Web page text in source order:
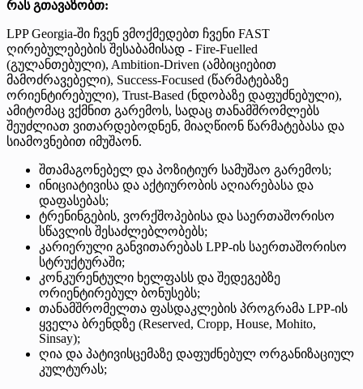
რას გთავაზობთ:
LPP Georgia-ში ჩვენ ვმოქმედებთ ჩვენი FAST
ღირებულებების შესაბამისად - Fire-Fuelled
(გულანთებული), Ambition-Driven (ამბიციებით
მამოძრავებელი), Success-Focused (წარმატებაზე
ორიენტირებული), Trust-Based (ნდობაზე დაფუძნებული),
ამიტომაც ვქმნით გარემოს, სადაც თანამშრომლებს
შეუძლიათ ვითარდებოდნენ, მიაღწიონ წარმატებასა და
სიამოვნებით იმუშაონ.
შთამაგონებელ და პოზიტიურ სამუშაო გარემოს;
ინიციატივისა და აქტიურობის აღიარებასა და
დაფასებას;
ტრენინგების, ვორქშოპებისა და საერთაშორისო
სწავლის შესაძლებლობებს;
კარიერული განვითარებას LPP-ის საერთაშორისო
სტრუქტურაში;
კონკურენტული ხელფასს და შედეგებზე
ორიენტირებულ ბონუსებს;
თანამშრომელთა ფასდაკლების პროგრამა LPP-ის
ყველა ბრენდზე (Reserved, Cropp, House, Mohito,
Sinsay);
ღია და პატივისცემაზე დაფუძნებულ ორგანიზაციულ
კულტურას;